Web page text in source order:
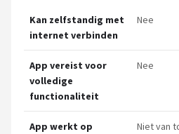
Kan zelfstandig met
internet verbinden
Nee
App vereist voor
volledige
functionaliteit
Nee
App werkt op
Niet van